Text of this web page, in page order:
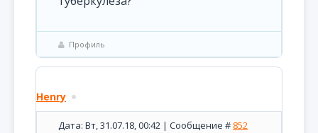
Профиль
Henry
Дата: Вт, 31.07.18, 00:42 | Сообщение # 852